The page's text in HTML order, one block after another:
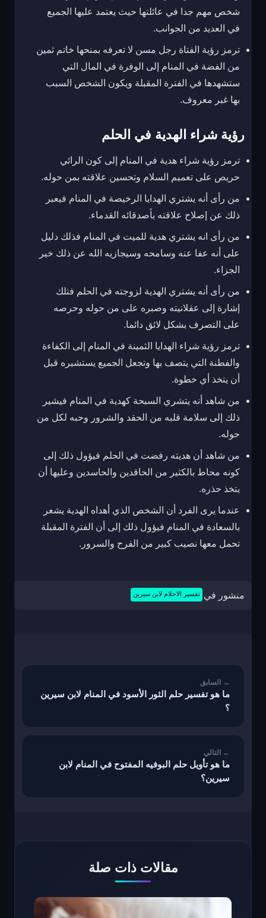
شخص مهم جدا في عائلتها حيث يعتمد عليها الجميع
في العديد من الجوانب.
ترمز رؤية الفتاة رجل مسن لا تعرفه بمنحها خاتم ثمين
من الفضة في المنام إلى الوفرة في المال التي
ستشهدها في الفترة المقبلة ويكون الشخص السبب
بها غبر معروف.
رؤية شراء الهدية في الحلم
ترمز رؤية شراء هدية في المنام إلى كون الرائي
حريص على تعميم السلام وتحسين علاقته بمن حوله.
من رأى أنه يشتري الهدايا الرخيصة في المنام فيعبر
ذلك عن إصلاح علاقته بأصدقائه القدماء.
من رأى انه يشتري هدية للميت في المنام فذلك دليل
على أنه عفا عنه وسامحه وسيجازيه الله عن ذلك خير
الجزاء.
من رأى أنه يشتري الهدية لزوجته في الحلم فتلك
إشارة إلى عقلانيته وصبره على من حوله وحرصه
على التصرف بشكل لائق دائما.
ترمز رؤية شراء الهدايا الثمينة في المنام إلى الكفاءة
والفطنة التي يتصف بها وتجعل الجميع يستشيره قبل
أن يتخذ أي خطوة.
من شاهد أنه يتشري السبحة كهدية في المنام فيشير
ذلك إلى سلامة قلبه من الحقد والشرور وحبه لكل من
حوله.
من شاهد أن هديته رفضت في الحلم فيؤول ذلك إلى
كونه محاط بالكثير من الحاقدين والحاسدين وعليها أن
يتخذ حذره.
عندما يرى الفرد أن الشخص الذي أهداه الهدية يشعر
بالسعادة في المنام فيؤول ذلك إلى أن الفترة المقبلة
تحمل معها نصيب كبير من الفرح والسرور.
منشور في تفسير الاحلام لابن سيرين
ما هو تفسير حلم الثور الأسود في المنام لابن سيرين
؟
ما هو تأويل حلم البوفيه المفتوح في المنام لابن
سيرين؟
مقالات ذات صلة